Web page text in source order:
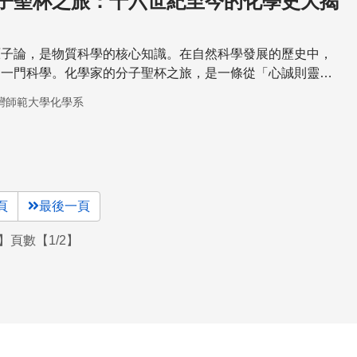
論，是物質科學的核心知識。在自然科學發展的歷史中，
門科學。化學家的分子聖杯之旅，是一條從「心誠則靈」
師範大學化學系
最後一頁
頁數【1/2】